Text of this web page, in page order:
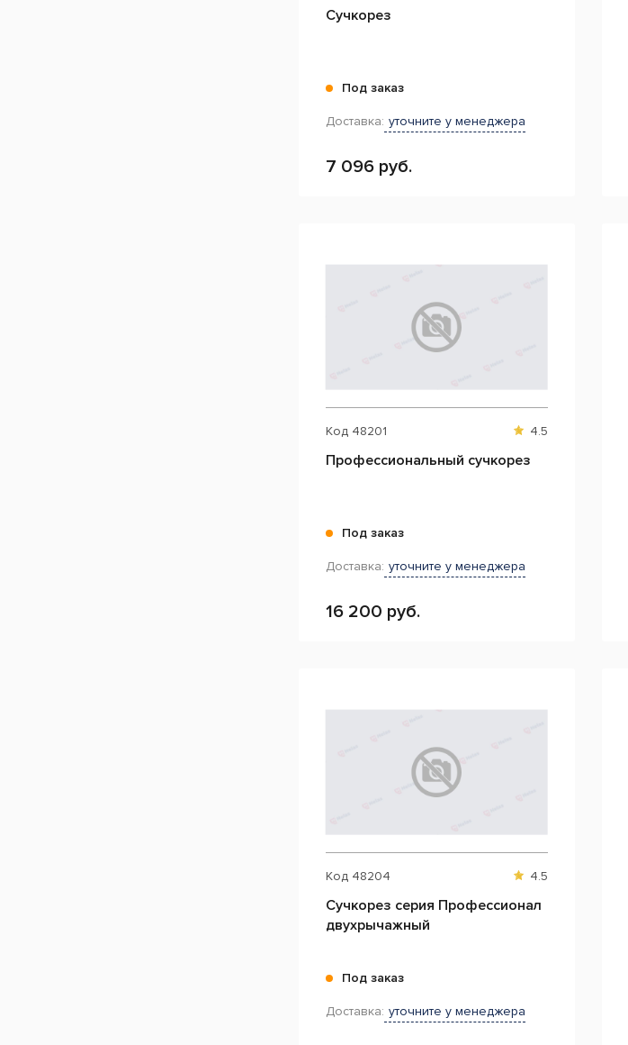
Сучкорез
Под заказ
Доставка: уточните у менеджера
7 096 руб.
Код 48201 4.5
Профессиональный сучкорез
Под заказ
Доставка: уточните у менеджера
16 200 руб.
Код 48204 4.5
Сучкорез серия Профессионал
двухрычажный
Под заказ
Доставка: уточните у менеджера